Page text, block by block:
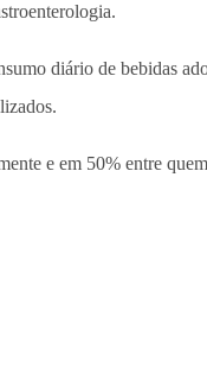
diário de bebidas
e em 50% entre